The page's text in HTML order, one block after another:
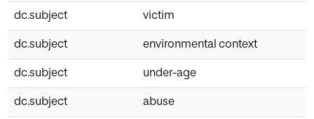
dc.subject victim
dc.subject environmental context
dc.subject under-age
dc.subject abuse